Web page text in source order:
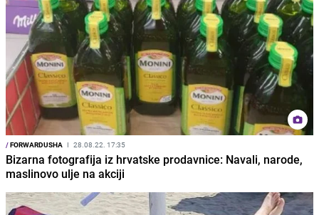
/FORWARDUSHA I 28.08.22. 17:35
Bizarna fotografija iz hrvatske prodavnice: Navali, narode,
maslinovo ulje na akciji